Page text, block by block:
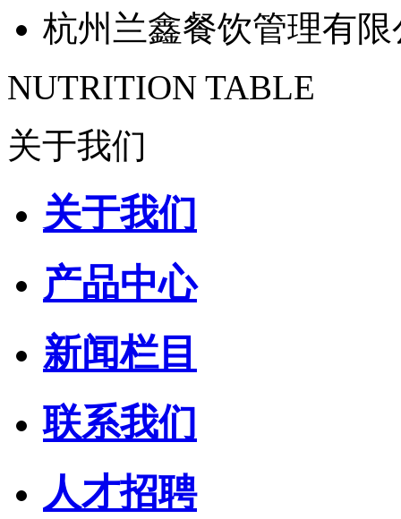
杭州兰鑫餐饮管理有限
NUTRITION TABLE
关于我们
关于我们
产品中心
新闻栏目
联系我们
人才招聘